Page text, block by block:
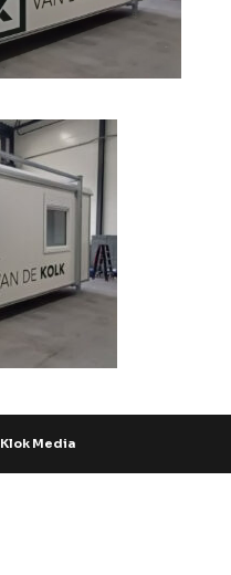
Klok Media